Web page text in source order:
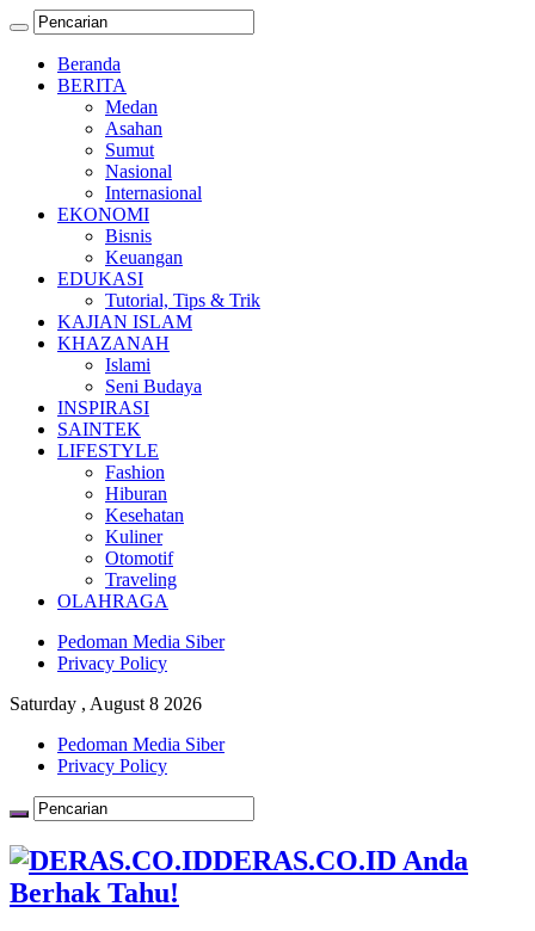
Beranda
BERITA
Medan
Asahan
Sumut
Nasional
Internasional
EKONOMI
Bisnis
Keuangan
EDUKASI
Tutorial, Tips & Trik
KAJIAN ISLAM
KHAZANAH
Islami
Seni Budaya
INSPIRASI
SAINTEK
LIFESTYLE
Fashion
Hiburan
Kesehatan
Kuliner
Otomotif
Traveling
OLAHRAGA
Pedoman Media Siber
Privacy Policy
Saturday , August 8 2026
Pedoman Media Siber
Privacy Policy
DERAS.CO.ID Anda
Berhak Tahu!